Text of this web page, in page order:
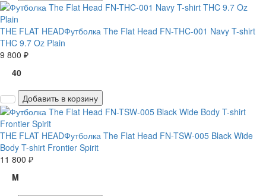
THE FLAT HEADФутболка The Flat Head FN-THC-001 Navy T-shirt
THC 9.7 Oz Plain
9 800 ₽
40
Добавить в корзину
THE FLAT HEADФутболка The Flat Head FN-TSW-005 Black Wide
Body T-shirt Frontier Spirit
11 800 ₽
M